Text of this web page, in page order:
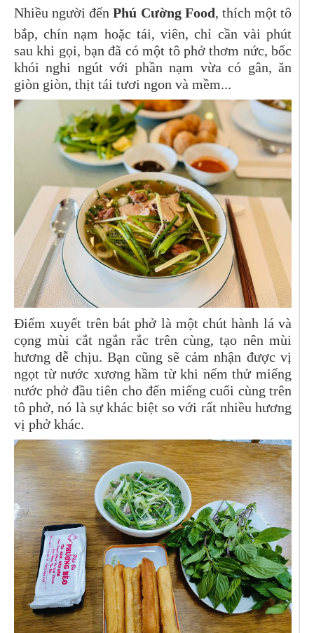
Nhiều người đếnPhú Cường Food, thích một tô
bắp, chín nạm hoặc tái, viên, chỉ cần vài phút
sau khi gọi, bạn đã có một tô phở thơm nức, bốc
khói nghi ngút với phần nạm vừa có gân, ăn
giòn giòn, thịt tái tươi ngon và mềm...
Điểm xuyết trên bát phở là một chút hành lá và
cọng mùi cắt ngắn rắc trên cùng, tạo nên mùi
hương dễ chịu. Bạn cũng sẽ cảm nhận được vị
ngọt từ nước xương hầm từ khi nếm thử miếng
nước phở đầu tiên cho đến miếng cuối cùng trên
tô phở, nó là sự khác biệt so với rất nhiều hương
vị phở khác.